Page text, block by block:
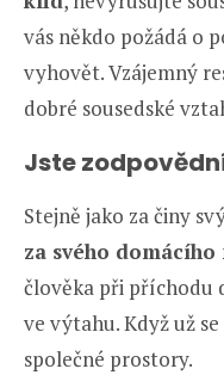
vás někdo požádá o
vyhovět. Vzájemný
dobré sousedské
Jste
Stejně jako za činy
za svého
člověka při příchodu
ve výtahu. Když už
společné prostory.